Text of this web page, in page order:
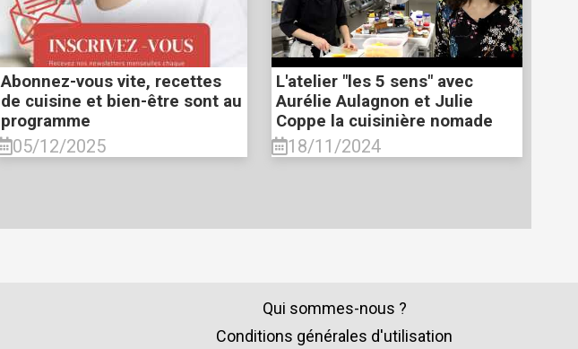
Abonnez-vous vite, recettes
de cuisine et bien-être sont au
programme
05/12/2025
L'atelier "les 5 sens" avec
Aurélie Aulagnon et Julie
Coppe la cuisinière nomade
18/11/2024
Qui sommes-nous ?
Conditions générales d'utilisation